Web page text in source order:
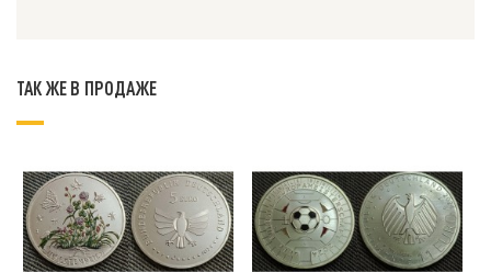
ТАК ЖЕ В ПРОДАЖЕ